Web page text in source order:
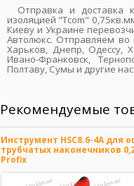
Отправка и доставка
изоляцией "Tcom"
Киеву и Украине
Автолюкс. Отправляем
Харьков, Днепр, Одессу,
Ивано-Франковск,
Полтаву, Сумы и другие
Рекомендуемые
Инструмент HSC8.6-4A для
трубчатых наконечников
Profix